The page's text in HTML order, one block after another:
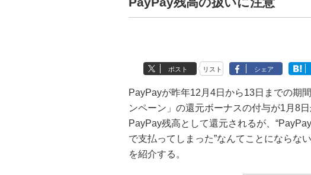
ポスト リスト シェア
PayPayが昨年12月4日から13日までの期
ンペーン」の還元ボーナスの付与が1月8
PayPay残高として還元されるが、
で支払ってしまった”なんてことにならな
を紹介する。